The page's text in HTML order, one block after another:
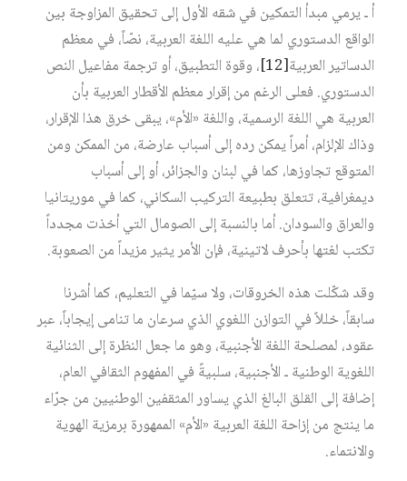
أ ـ يرمي مبدأ التمكين في شقه الأول إلى تحقيق المزاوجة بين
الواقع الدستوري لما هي عليه اللغة العربية، نصّاً، في معظم
الدساتير العربية[12]
، وقوة التطبيق، أو ترجمة مفاعيل النص
الدستوري. فعلى الرغم من إقرار معظم الأقطار العربية بأن
العربية هي اللغة الرسمية، واللغة «الأم»، يبقى خرق هذا الإقرار،
وذاك الإلزام، أمراً يمكن رده إلى أسباب عارضة، من الممكن ومن
المتوقع تجاوزها، كما في لبنان والجزائر، أو إلى أسباب
ديمغرافية، تتعلق بطبيعة التركيب السكاني، كما في موريتانيا
والعراق والسودان. أما بالنسبة إلى الصومال التي أخذت مجدداً
تكتب لغتها بأحرف لاتينية، فإن الأمر يثير مزيداً من الصعوبة.
وقد شكّلت هذه الخروقات، ولا سيّما في التعليم، كما أشرنا
سابقاً، خللاً في التوازن اللغوي الذي سرعان ما تنامى إيجاباً، عبر
عقود، لمصلحة اللغة الأجنبية، وهو ما جعل النظرة إلى الثنائية
اللغوية الوطنية ـ الأجنبية، سلبيةً في المفهوم الثقافي العام،
إضافة إلى القلق البالغ الذي يساور المثقفين الوطنيين من جرّاء
ما ينتج من إزاحة اللغة العربية «الأم» الممهورة برمزية الهوية
والانتماء.